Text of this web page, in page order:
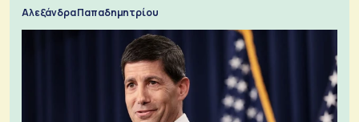
Αλεξάνδρα Παπαδημητρίου